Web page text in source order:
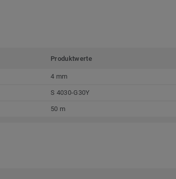
Produktwerte
4 mm
S 4030-G30Y
50 m